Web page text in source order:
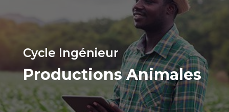
Cycle Ingénieur
Productions Animales